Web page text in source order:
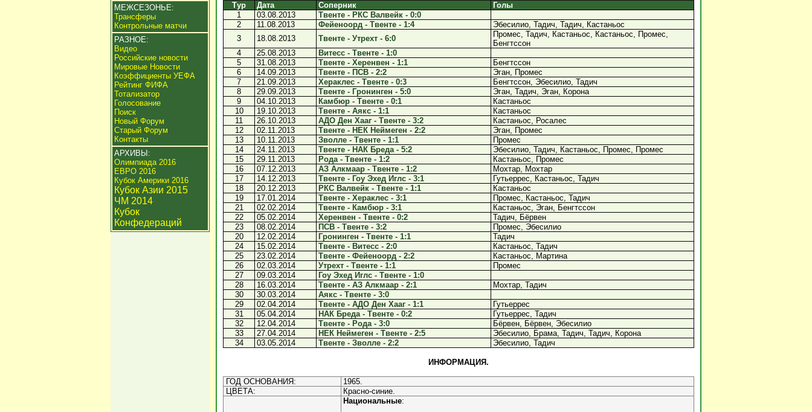
МЕЖСЕЗОНЬЕ:
Трансферы
Контрольные матчи
РАЗНОЕ:
Видео
Российские новости
Мировые Новости
Коэффициенты УЕФА
Рейтинг ФИФА
Тотализатор
Голосование
Поиск
Новый Форум
Старый Форум
Контакты
АРХИВЫ:
Олимпиада 2016
ЕВРО 2016
Кубок Америки 2016
Кубок Азии 2015
ЧМ 2014
Кубок
Конфедераций
Тур Дата Соперник
Голы
1
03.08.2013
Твенте - РКС Валвейк - 0:0
2
11.08.2013 Фейеноорд - Твенте - 1:4
Эбесилио, Тадич, Тадич, Кастаньос
3
18.08.2013 Твенте - Утрехт - 6:0
Промес, Тадич, Кастаньос, Кастаньос, Промес,
Бенгтссон
4
25.08.2013
Витесс - Твенте - 1:0
5
31.08.2013 Твенте - Херенвен - 1:1
Бенгтссон
6
14.09.2013 Твенте - ПСВ - 2:2
Эган, Промес
7
21.09.2013 Хераклес - Твенте - 0:3
Бенгтссон, Эбесилио, Тадич
8
29.09.2013 Твенте - Гронинген - 5:0
Эган, Тадич, Эган, Корона
9
04.10.2013 Камбюр - Твенте - 0:1
Кастаньос
10
19.10.2013 Твенте - Аякс - 1:1
Кастаньос
11
26.10.2013 АДО Ден Хааг - Твенте - 3:2
Кастаньос, Росалес
12
02.11.2013 Твенте - НЕК Неймеген - 2:2
Эган, Промес
13
10.11.2013 Зволле - Твенте - 1:1
Промес
14
24.11.2013 Твенте - НАК Бреда - 5:2
Эбесилио, Тадич, Кастаньос, Промес, Промес
15
29.11.2013 Рода - Твенте - 1:2
Кастаньос, Промес
16
07.12.2013 АЗ Алкмаар - Твенте - 1:2
Мохтар, Мохтар
17
14.12.2013 Твенте - Гоу Эхед Иглс - 3:1
Гутьеррес, Кастаньос, Тадич
18
20.12.2013 РКС Валвейк - Твенте - 1:1
Кастаньос
19
17.01.2014 Твенте - Хераклес - 3:1
Промес, Кастаньос, Тадич
21
02.02.2014 Твенте - Камбюр - 3:1
Кастаньос, Эган, Бенгтссон
22
05.02.2014 Херенвен - Твенте - 0:2
Тадич, Бёрвен
23
08.02.2014 ПСВ - Твенте - 3:2
Промес, Эбесилио
20
12.02.2014 Гронинген - Твенте - 1:1
Тадич
24
15.02.2014 Твенте - Витесс - 2:0
Кастаньос, Тадич
25
23.02.2014 Твенте - Фейеноорд - 2:2
Кастаньос, Мартина
26
02.03.2014 Утрехт - Твенте - 1:1
Промес
27
09.03.2014
Гоу Эхед Иглс - Твенте - 1:0
28
16.03.2014 Твенте - АЗ Алкмаар - 2:1
Мохтар, Тадич
30
30.03.2014
Аякс - Твенте - 3:0
29
02.04.2014 Твенте - АДО Ден Хааг - 1:1
Гутьеррес
31
05.04.2014 НАК Бреда - Твенте - 0:2
Гутьеррес, Тадич
32
12.04.2014 Твенте - Рода - 3:0
Бёрвен, Бёрвен, Эбесилио
33
27.04.2014 НЕК Неймеген - Твенте - 2:5
Эбесилио, Брама, Тадич, Тадич, Корона
34
03.05.2014 Твенте - Зволле - 2:2 Эбесилио, Тадич
ИНФОРМАЦИЯ.
ГОД ОСНОВАНИЯ:
1965.
ЦВЕТА:
Красно-синие.
Национальные: